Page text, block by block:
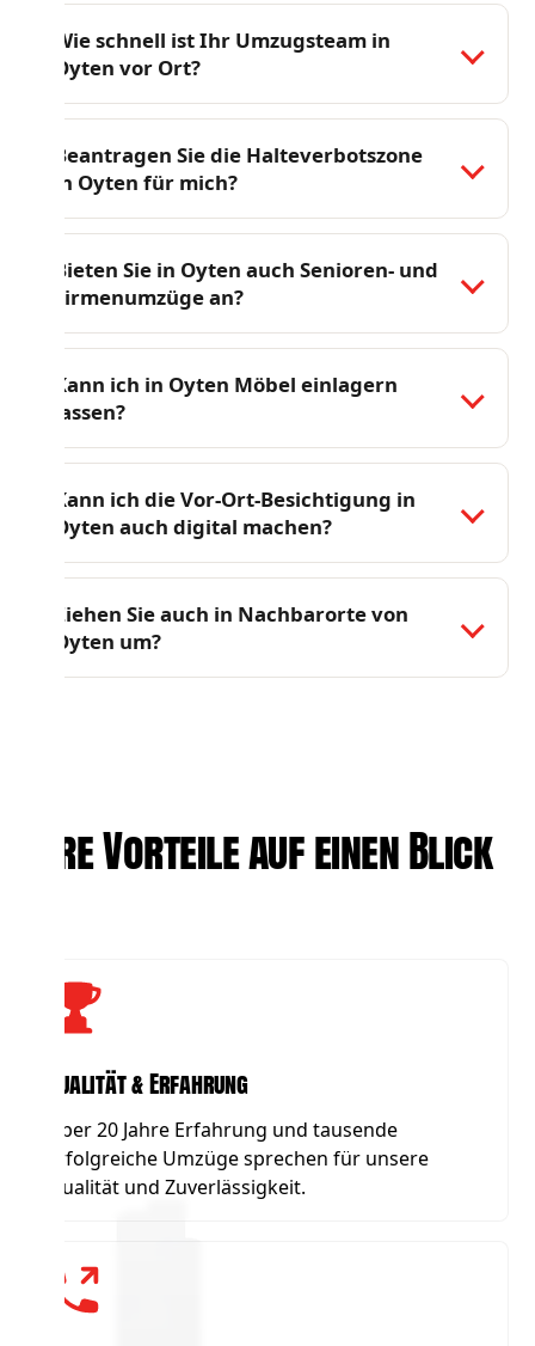
Wie schnell ist Ihr Umzugsteam in
Oyten vor Ort?
Beantragen Sie die Halteverbotszone
in Oyten für mich?
Bieten Sie in Oyten auch Senioren- und
Firmenumzüge an?
Kann ich in Oyten Möbel einlagern
lassen?
Kann ich die Vor-Ort-Besichtigung in
Oyten auch digital machen?
Ziehen Sie auch in Nachbarorte von
Oyten um?
Ihre Vorteile auf einen Blick
Qualität & Erfahrung
Über 20 Jahre Erfahrung und tausende
erfolgreiche Umzüge sprechen für unsere
Qualität und Zuverlässigkeit.